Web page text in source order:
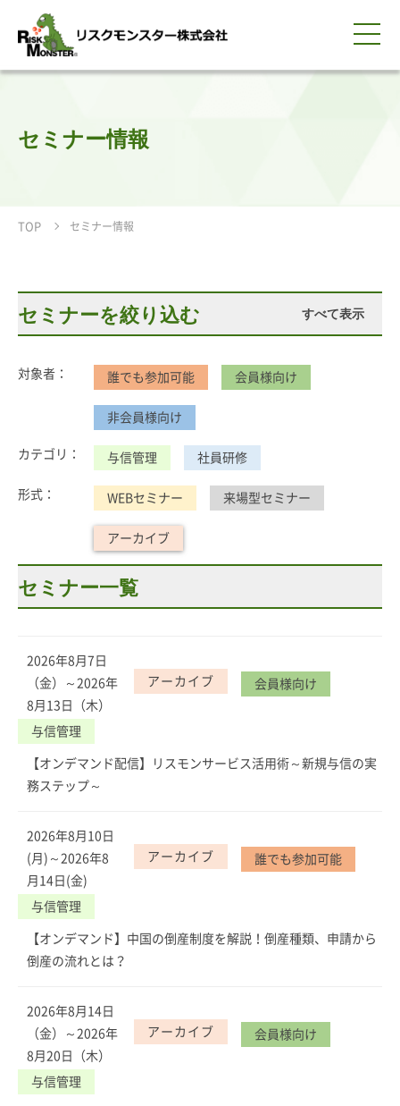
0120-259-440
資料請求
簡体中文
セミナー情報
TOP セミナー情報
セミナーを絞り込む すべて表示
対象者： 誰でも参加可能 会員様向け
非会員様向け
カテゴリ： 与信管理 社員研修
形式： WEBセミナー 来場型セミナー
アーカイブ
セミナー一覧
2026年8月7日
（金）～2026年
8月13日（木）
アーカイブ 会員様向け
与信管理
【オンデマンド配信】リスモンサービス活用術～新規与信の実
務ステップ～
2026年8月10日
(月)～2026年8
月14日(金)
アーカイブ 誰でも参加可能
与信管理
【オンデマンド】中国の倒産制度を解説！倒産種類、申請から
倒産の流れとは？
2026年8月14日
（金）～2026年
8月20日（木）
アーカイブ 会員様向け
与信管理